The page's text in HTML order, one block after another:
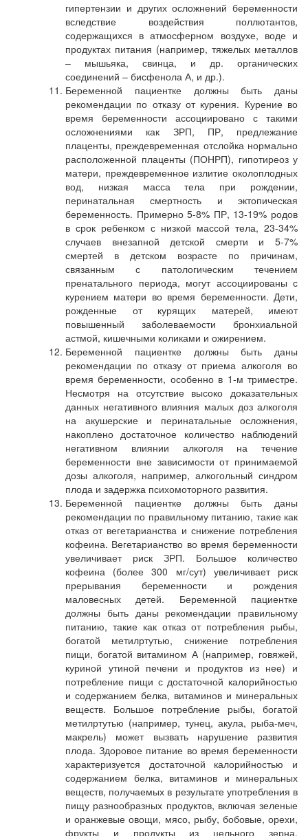
гипертензии и других осложнений беременности
вследствие воздействия поллютантов,
содержащихся в атмосферном воздухе, воде и
продуктах питания (например, тяжелых металлов
– мышьяка, свинца, и др. органических
соединений – бисфенола А, и др.).
Беременной пациентке должны быть даны
рекомендации по отказу от курения. Курение во
время беременности ассоциировано с такими
осложнениями как ЗРП, ПР, предлежание
плаценты, преждевременная отслойка нормально
расположенной плаценты (ПОНРП), гипотиреоз у
матери, преждевременное излитие околоплодных
вод, низкая масса тела при рождении,
перинатальная смертность и эктопическая
беременность. Примерно 5-8% ПР, 13-19% родов
в срок ребенком с низкой массой тела, 23-34%
случаев внезапной детской смерти и 5-7%
смертей в детском возрасте по причинам,
связанным с патологическим течением
пренатального периода, могут ассоциированы с
курением матери во время беременности. Дети,
рожденные от курящих матерей, имеют
повышенный заболеваемости бронхиальной
астмой, кишечными коликами и ожирением.
Беременной пациентке должны быть даны
рекомендации по отказу от приема алкоголя во
время беременности, особенно в 1-м триместре.
Несмотря на отсутствие высоко доказательных
данных негативного влияния малых доз алкоголя
на акушерские и перинатальные осложнения,
накоплено достаточное количество наблюдений
негативном влиянии алкоголя на течение
беременности вне зависимости от принимаемой
дозы алкоголя, например, алкогольный синдром
плода и задержка психомоторного развития.
Беременной пациентке должны быть даны
рекомендации по правильному питанию, такие как
отказ от вегетарианства и снижение потребления
кофеина. Вегетарианство во время беременности
увеличивает риск ЗРП. Большое количество
кофеина (более 300 мг/сут) увеличивает риск
прерывания беременности и рождения
маловесных детей. Беременной пациентке
должны быть даны рекомендации правильному
питанию, такие как отказ от потребления рыбы,
богатой метилртутью, снижение потребления
пищи, богатой витамином А (например, говяжей,
куриной утиной печени и продуктов из нее) и
потребление пищи с достаточной калорийностью
и содержанием белка, витаминов и минеральных
веществ. Большое потребление рыбы, богатой
метилртутью (например, тунец, акула, рыба-меч,
макрель) может вызвать нарушение развития
плода. Здоровое питание во время беременности
характеризуется достаточной калорийностью и
содержанием белка, витаминов и минеральных
веществ, получаемых в результате употребления в
пищу разнообразных продуктов, включая зеленые
и оранжевые овощи, мясо, рыбу, бобовые, орехи,
фрукты и продукты из цельного зерна.